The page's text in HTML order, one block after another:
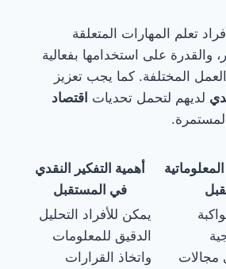
تعلم المهارات المتعلقة
والقدرة على استخدامها بفعالية
المختلفة. كما يجب تعزيز
لديهم لتحمل تحديات اقتصاد
أهمية التفكير النقدي
في المستقبل
مجالات
يمكن للأفراد التحليل
الدقيق للمعلومات
واتخاذ القرارات